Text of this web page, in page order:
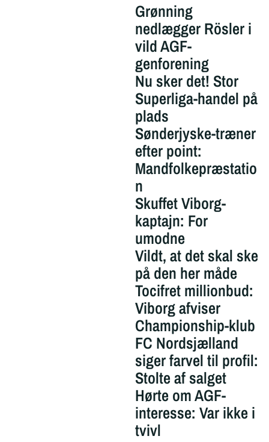
Grønning
nedlægger Rösler i
vild AGF-
genforening
Nu sker det! Stor
Superliga-handel på
plads
Sønderjyske-træner
efter point:
Mandfolkepræstatio
n
Skuffet Viborg-
kaptajn: For
umodne
Vildt, at det skal ske
på den her måde
Tocifret millionbud:
Viborg afviser
Championship-klub
FC Nordsjælland
siger farvel til profil:
Stolte af salget
Hørte om AGF-
interesse: Var ikke i
tvivl